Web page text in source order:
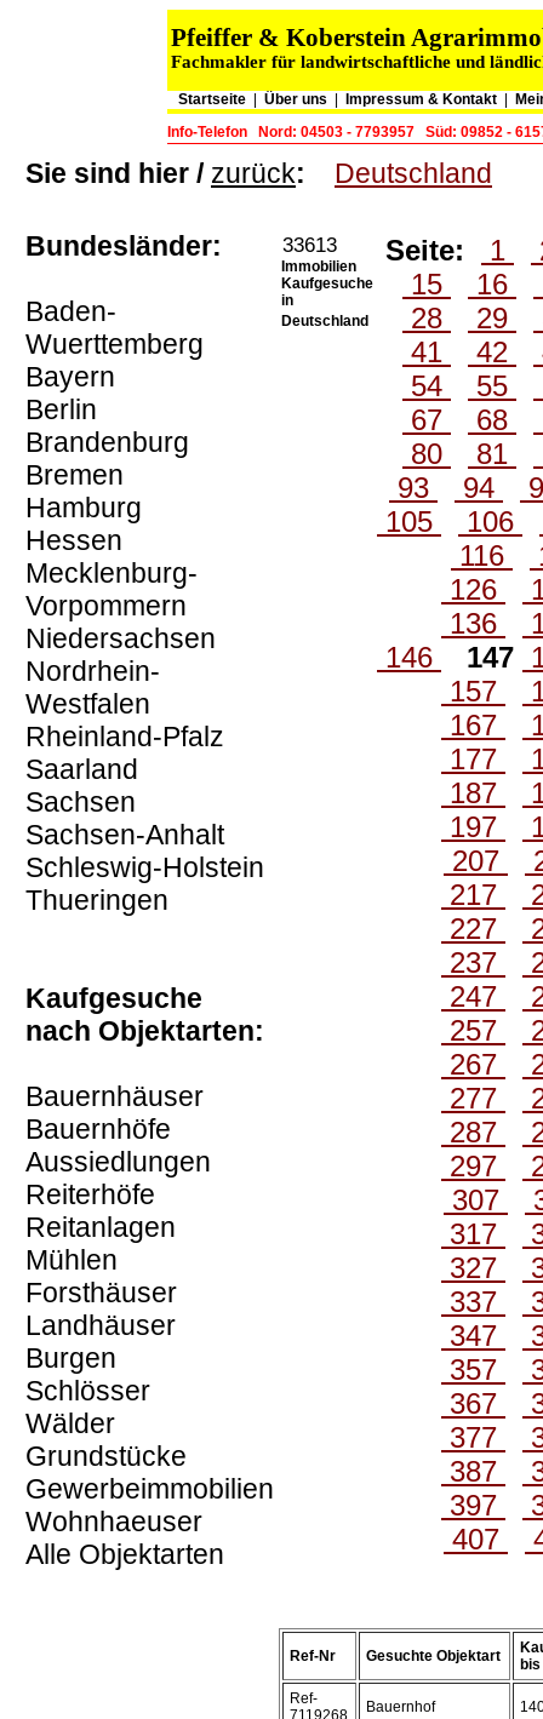
Pfeiffer & Koberstein
Fachmakler für landwirtschaftliche und
Startseite Über uns Impressum & Kontakt
Info-Telefon
Nord: 04503 - 7793957 Süd: 09852 -
Sie sind hier / zurück: Deutschland
Bundesländer:
Baden-
Wuerttemberg
Bayern
Berlin
Brandenburg
Bremen
Hamburg
Hessen
Mecklenburg-
Vorpommern
Niedersachsen
Nordrhein-
Westfalen
Rheinland-Pfalz
Saarland
Sachsen
Sachsen-Anhalt
Schleswig-Holstein
Thueringen
Kaufgesuche
nach Objektarten:
Bauernhäuser
Bauernhöfe
Aussiedlungen
Reiterhöfe
Reitanlagen
Mühlen
Forsthäuser
Landhäuser
Burgen
Schlösser
Wälder
Grundstücke
Gewerbeimmobilien
Wohnhaeuser
Alle Objektarten
33613
Immobilien
Kaufgesuche
in
Deutschland
Seite: 1
15
16
28
29
41
42
54
55
67
68
80
81
93
94
105
106
116
126
136
146
147
157
167
177
187
197
207
217
227
237
247
257
267
277
287
297
307
317
327
337
347
357
367
377
387
397
407
Ref-Nr Gesuchte Objektart
bis
Ref-
7119268
Bauernhof